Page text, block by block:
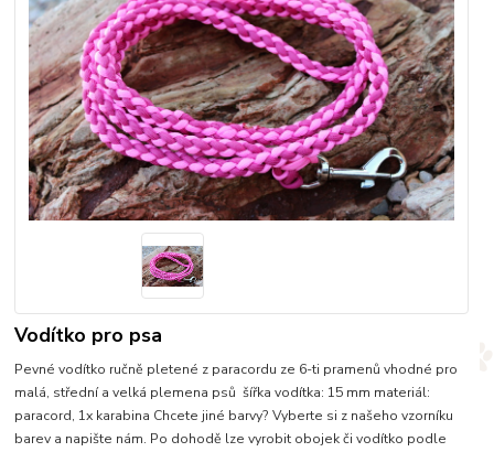
Vodítko pro psa
Pevné vodítko ručně pletené z paracordu ze 6-ti pramenů vhodné pro
malá, střední a velká plemena psů šířka vodítka: 15 mm materiál:
paracord, 1x karabina Chcete jiné barvy? Vyberte si z našeho vzorníku
barev a napište nám. Po dohodě lze vyrobit obojek či vodítko podle